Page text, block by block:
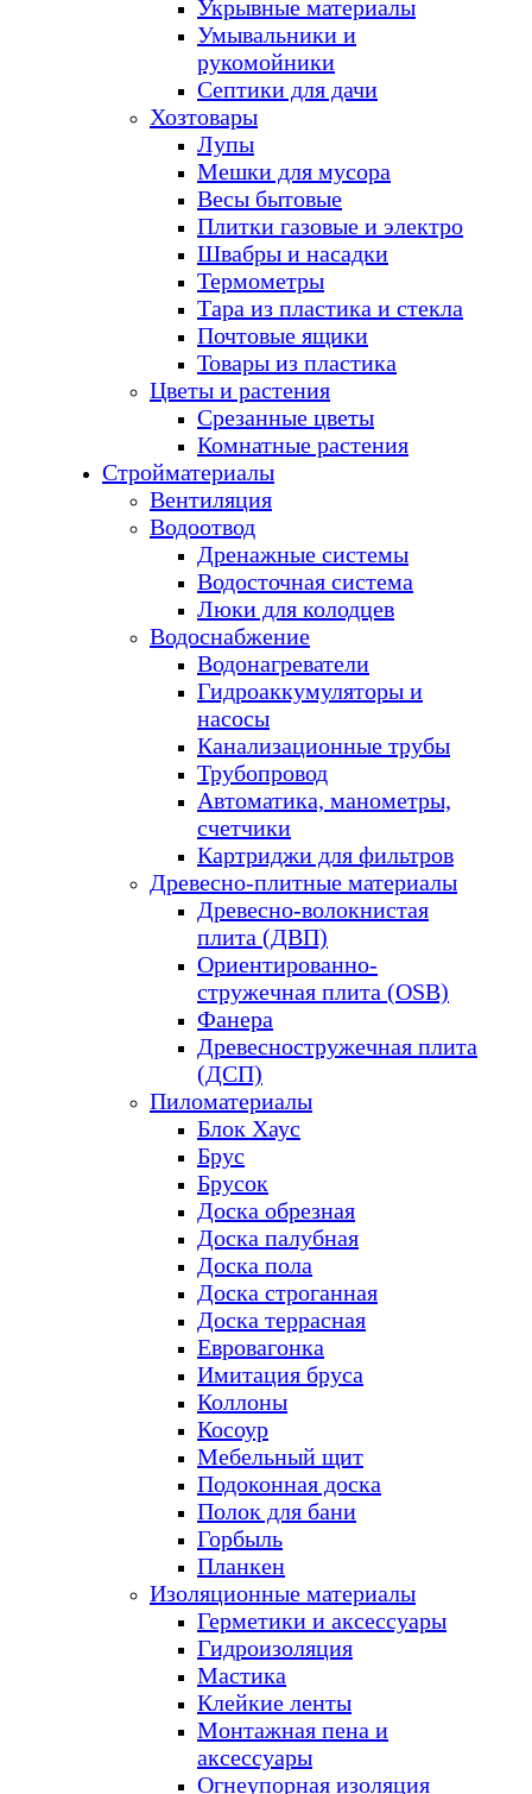
Укрывные материалы
Умывальники и
рукомойники
Септики для дачи
Хозтовары
Лупы
Мешки для мусора
Весы бытовые
Плитки газовые и электро
Швабры и насадки
Термометры
Тара из пластика и стекла
Почтовые ящики
Товары из пластика
Цветы и растения
Срезанные цветы
Комнатные растения
Стройматериалы
Вентиляция
Водоотвод
Дренажные системы
Водосточная система
Люки для колодцев
Водоснабжение
Водонагреватели
Гидроаккумуляторы и
насосы
Канализационные трубы
Трубопровод
Автоматика, манометры,
счетчики
Картриджи для фильтров
Древесно-плитные материалы
Древесно-волокнистая
плита (ДВП)
Ориентированно-
стружечная плита (OSB)
Фанера
Древесностружечная плита
(ДСП)
Пиломатериалы
Блок Хаус
Брус
Брусок
Доска обрезная
Доска палубная
Доска пола
Доска строганная
Доска террасная
Евровагонка
Имитация бруса
Коллоны
Косоур
Мебельный щит
Подоконная доска
Полок для бани
Горбыль
Планкен
Изоляционные материалы
Герметики и аксессуары
Гидроизоляция
Мастика
Клейкие ленты
Монтажная пена и
аксессуары
Огнеупорная изоляция